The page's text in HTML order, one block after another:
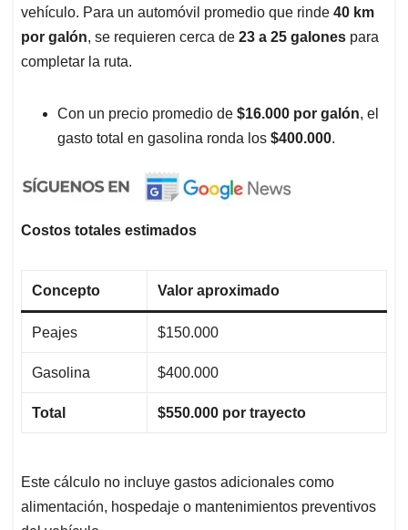
vehículo. Para un automóvil promedio que rinde 40 km
por galón, se requieren cerca de 23 a 25 galones para
completar la ruta.
Con un precio promedio de $16.000 por galón, el
gasto total en gasolina ronda los $400.000.
Costos totales estimados
Concepto Valor aproximado
Peajes $150.000
Gasolina $400.000
Total $550.000 por trayecto
Este cálculo no incluye gastos adicionales como
alimentación, hospedaje o mantenimientos preventivos